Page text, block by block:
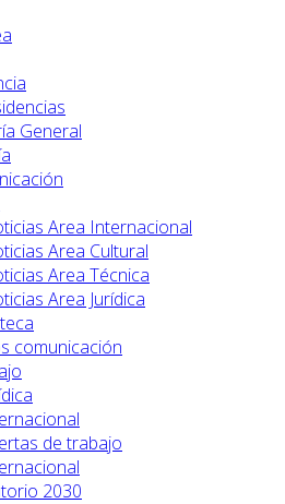
General
Area Internacional
Area Cultural
Area Técnica
Area Jurídica
comunicación
de trabajo
2030